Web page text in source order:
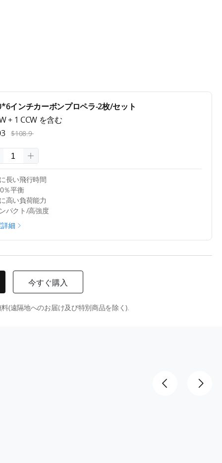
インチカーボンプロペラ-2枚/セット
+ 1 CCW を含む
$108.9
長い飛行時間
％平衡
高い負荷能力
パクト/高強度
細
今すぐ購入
(遠隔地へのお届け及び特別商品を除く).